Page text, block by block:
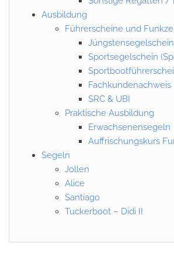
Ausbildung
Führerscheine und
Jüngstensegelschein
Sportsegelschein
Fachkundenachweis
SRC & UBI
Praktische Ausbildung
Erwachsenensegeln
Auffrischungskurs
Segeln
Jollen
Alice
Santiago
Tuckerboot – Didi II